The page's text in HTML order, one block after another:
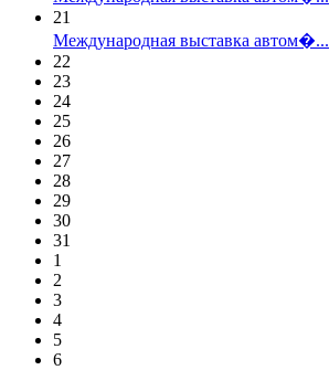
21
Международная выставка автом�...
22
23
24
25
26
27
28
29
30
31
1
2
3
4
5
6